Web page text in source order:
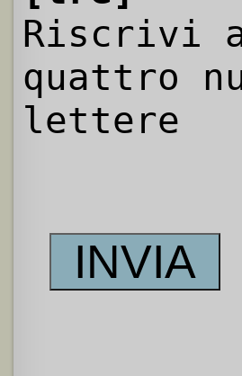
Riscrivi
quattro
lettere